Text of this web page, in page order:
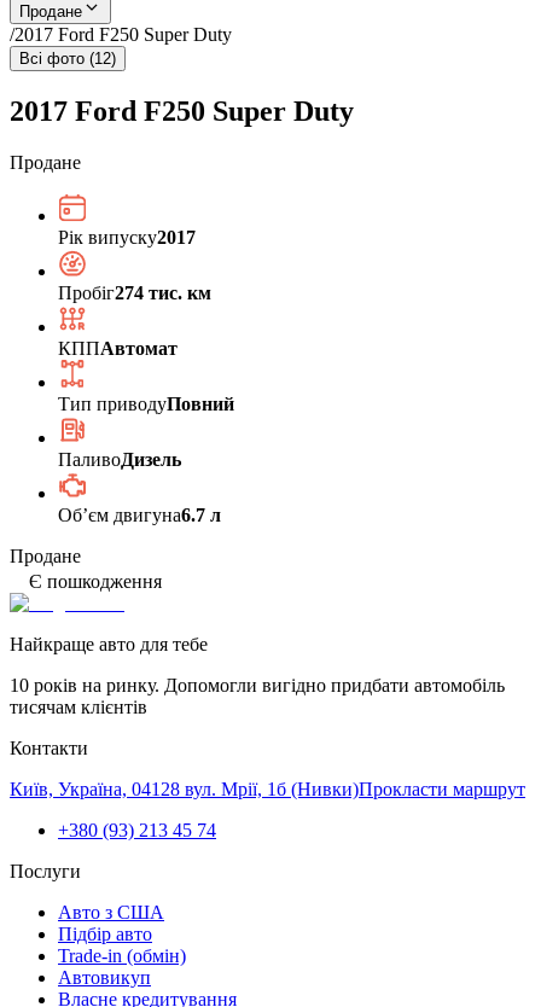
Продане
/2017 Ford F250 Super Duty
Всі фото (12)
2017 Ford F250 Super Duty
Продане
Рік випуску2017
Пробіг274 тис. км
КППАвтомат
Тип приводуПовний
ПаливоДизель
Обʼєм двигуна6.7 л
Продане
Є пошкодження
Найкраще авто для тебе
10 років на ринку. Допомогли вигідно придбати автомобіль
тисячам клієнтів
Контакти
Київ, Україна, 04128 вул. Мрії, 1б (Нивки)Прокласти маршрут
+380 (93) 213 45 74
Послуги
Авто з США
Підбір авто
Trade-in (обмін)
Автовикуп
Власне кредитування